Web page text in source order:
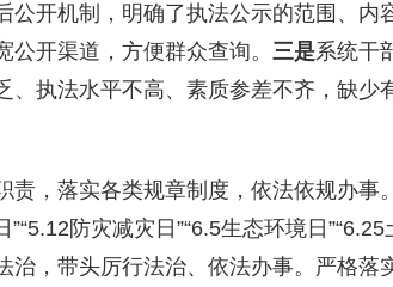
开机制，明确了执法公示的范围、内
开渠道，方便群众查询。 三是系统干
执法水平不高、素质参差不齐，缺少
，落实各类规章制度，依法依规办事
”“5.12防灾减灾日 ”“6.5生态环境日 ”“6.25
，带头厉行法治、依法办事。严格落